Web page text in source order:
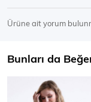
Ürüne ait yorum
Bunları da